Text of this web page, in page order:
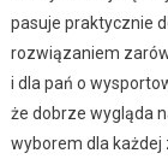
pasuje praktycznie
rozwiązaniem
i dla pań o
że dobrze wygląda
wyborem dla każdej